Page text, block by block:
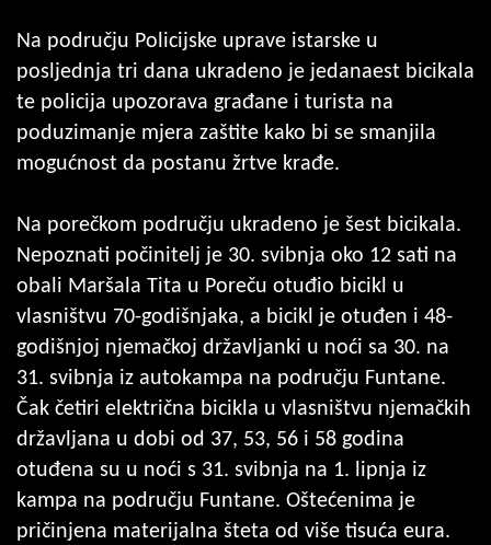
Na području Policijske uprave istarske u
posljednja tri dana ukradeno je jedanaest bicikala
te policija upozorava građane i turista na
poduzimanje mjera zaštite kako bi se smanjila
mogućnost da postanu žrtve krađe.
Na porečkom području ukradeno je šest bicikala.
Nepoznati počinitelj je 30. svibnja oko 12 sati na
obali Maršala Tita u Poreču otuđio bicikl u
vlasništvu 70-godišnjaka, a bicikl je otuđen i 48-
godišnjoj njemačkoj državljanki u noći sa 30. na
31. svibnja iz autokampa na području Funtane.
Čak četiri električna bicikla u vlasništvu njemačkih
državljana u dobi od 37, 53, 56 i 58 godina
otuđena su u noći s 31. svibnja na 1. lipnja iz
kampa na području Funtane. Oštećenima je
pričinjena materijalna šteta od više tisuća eura.